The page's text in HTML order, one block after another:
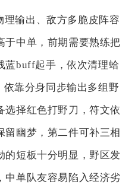
理输出、敌方多脆皮阵容
于中单，前期需要熟练把
蓝buff起手，依次清理蛤
靠分身同步输出多组野
选择红色打野刀，符文依
留幽梦，第二件可补三相
的短板十分明显，野区发
中单队友容易陷入经济劣